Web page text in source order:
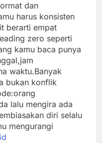
dan
harus konsisten
berarti empat
zero seperti
kamu baca punya
waktu.Banyak
bukan konflik
lalu mengira ada
diri selalu
mengurangi